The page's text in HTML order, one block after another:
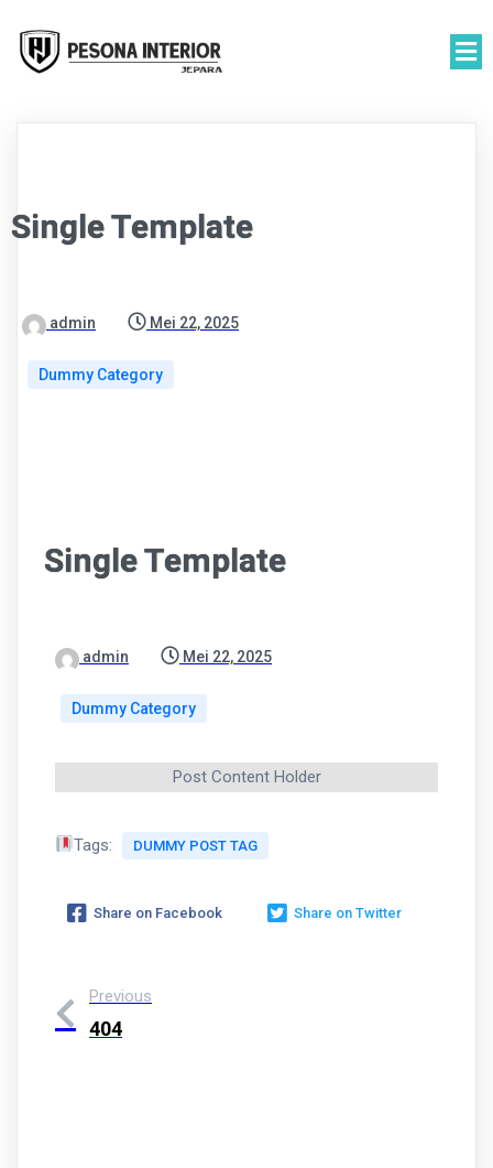
Single Template
admin Mei 22, 2025
Dummy Category
Single Template
admin Mei 22, 2025
Dummy Category
Post Content Holder
Tags: DUMMY POST TAG
Share on Facebook Share on Twitter
Previous
404